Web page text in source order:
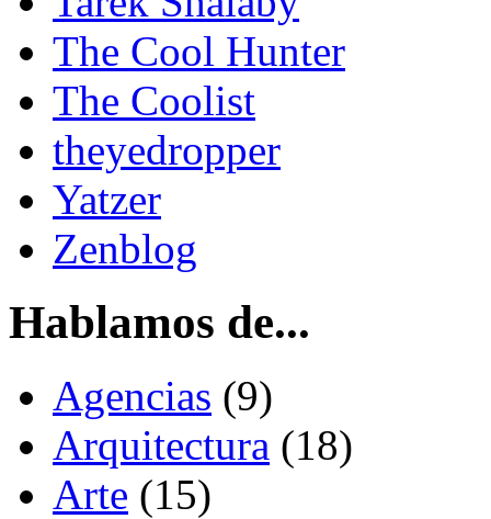
The Cool Hunter
The Coolist
theyedropper
Yatzer
Zenblog
Hablamos de...
Agencias (9)
Arquitectura (18)
Arte (15)